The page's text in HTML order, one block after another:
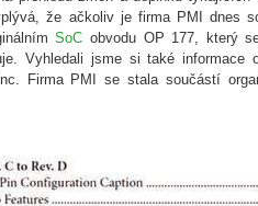
že ačkoliv je firma PMI dnes
SoC obvodu OP 177, který
Vyhledali jsme si také informace
Firma PMI se stala součástí